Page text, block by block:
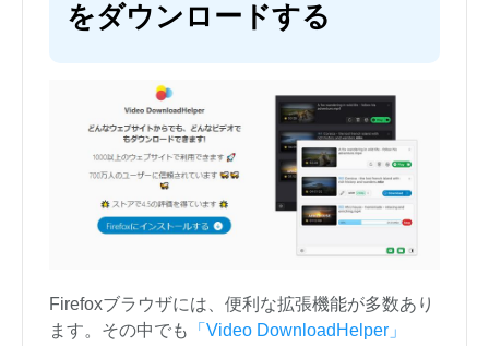
をダウンロードする
Firefoxブラウザには、便利な拡張機能が多数あり
ます。その中でも
「Video DownloadHelper」